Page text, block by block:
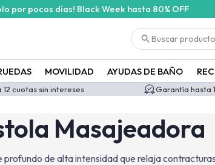
por pocos días! Black Week hasta 80% OFF
Buscar
MOVILIDAD AYUDAS DE BAÑO
12 cuotas sin intereses Garantía hasta
Masajeadora
profundo de alta intensidad que relaja
masajeadora?id=618&id_filter=618